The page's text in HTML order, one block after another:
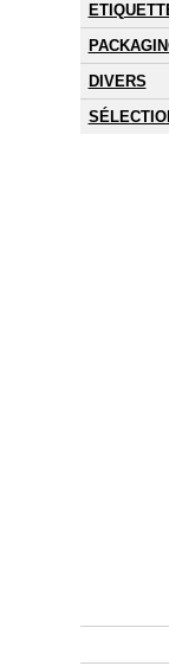
DIVERS